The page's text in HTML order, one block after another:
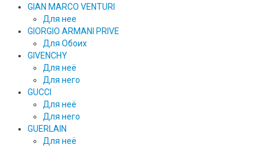
GIAN MARCO VENTURI
Для нее
GIORGIO ARMANI PRIVE
Для Обоих
GIVENCHY
Для неё
Для него
GUCCI
Для неё
Для него
GUERLAIN
Для неё